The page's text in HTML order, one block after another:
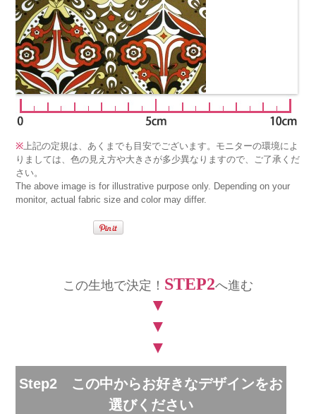
※上記の定規は、あくまでも目安でございます。モニターの環境によ
りましては、色の見え方や大きさが多少異なりますので、ご了承くだ
さい。
The above image is for illustrative purpose only. Depending on your
monitor, actual fabric size and color may differ.
この生地で決定！ STEP2へ進む
▼
▼
▼
Step2 この中からお好きなデザインをお
選びください